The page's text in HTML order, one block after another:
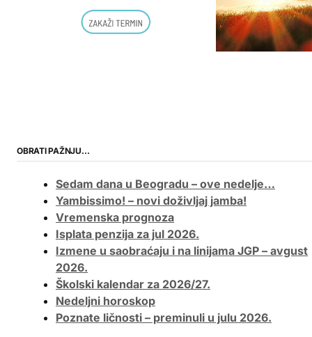
OBRATI PAŽNJU…
Sedam dana u Beogradu – ove nedelje…
Yambissimo! – novi doživljaj jamba!
Vremenska prognoza
Isplata penzija za jul 2026.
Izmene u saobraćaju i na linijama JGP – avgust
2026.
Školski kalendar za 2026/27.
Nedeljni horoskop
Poznate ličnosti – preminuli u julu 2026.